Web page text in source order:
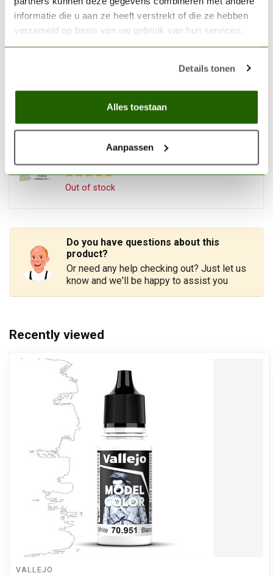
informatie die u aan ze heeft verstrekt of die ze hebben
verzameld op basis van uw gebruik van hun services.
Details tonen
Alles toestaan
Aanpassen
In stock
VALLEJO
Vallejo Model Color Carmine
€3,06
Vallejo Model Color Ivory -
Out of stock
€2,89
Do you have questions about this
product?
Or need any help checking out? Just let us
know and we'll be happy to assist you
Recently viewed
VALLEJO